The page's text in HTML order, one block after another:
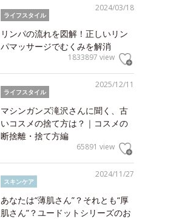
2024/03/18
ライフスタイル
リンパの流れを図解！正しいリン
パマッサージでむくみを解消
1833897 view
2025/12/11
ライフスタイル
マシンガンズ滝沢さんに聞く、古
いコスメの捨て方は？｜コスメの
断捨離・捨て方編
65891 view
2024/11/27
スキンケア
あなたは“薄肌さん”？それとも“厚
肌さん”？ユードットシリーズのお